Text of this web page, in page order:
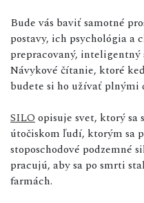
Bude vás baviť samotné
postavy, ich psychológia a
prepracovaný, inteligentný
Návykové čítanie, ktoré
budete si ho užívať plnými
SILO opisuje svet, ktorý sa
útočiskom ľudí, ktorým sa
stoposchodové podzemné
pracujú, aby sa po smrti
farmách.